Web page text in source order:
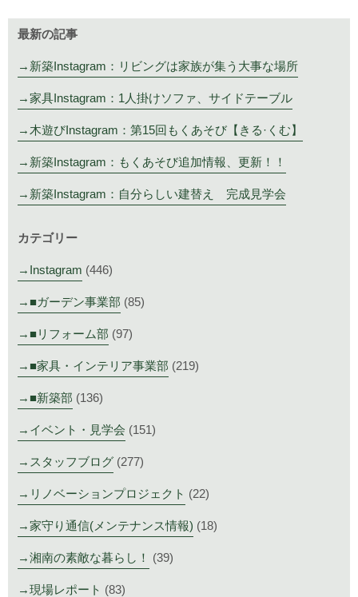
最新の記事
新築Instagram：リビングは家族が集う大事な場所
家具Instagram：1人掛けソファ、サイドテーブル
木遊びInstagram：第15回もくあそび【きる·くむ】
新築Instagram：もくあそび追加情報、更新！！
新築Instagram：自分らしい建替え 完成見学会
カテゴリー
Instagram (446)
■ガーデン事業部 (85)
■リフォーム部 (97)
■家具・インテリア事業部 (219)
■新築部 (136)
イベント・見学会 (151)
スタッフブログ (277)
リノベーションプロジェクト (22)
家守り通信(メンテナンス情報) (18)
湘南の素敵な暮らし！ (39)
現場レポート (83)